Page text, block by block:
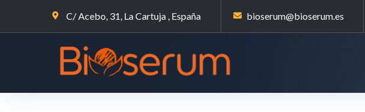
C/ Acebo, 31, La Cartuja , España bioserum@bioserum.es